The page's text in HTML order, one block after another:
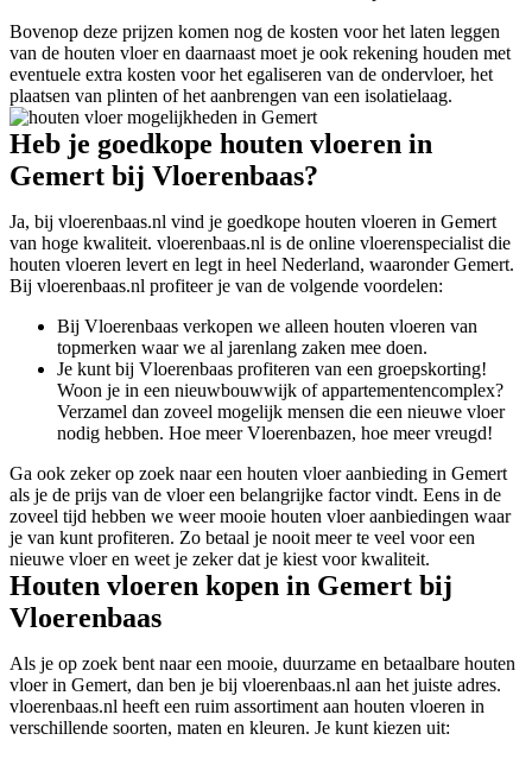
Bovenop deze prijzen komen nog de kosten voor het laten leggen
van de houten vloer en daarnaast moet je ook rekening houden met
eventuele extra kosten voor het egaliseren van de ondervloer, het
plaatsen van plinten of het aanbrengen van een isolatielaag.
Heb je goedkope houten vloeren in
Gemert bij Vloerenbaas?
Ja, bij vloerenbaas.nl vind je goedkope houten vloeren in Gemert
van hoge kwaliteit. vloerenbaas.nl is de online vloerenspecialist die
houten vloeren levert en legt in heel Nederland, waaronder Gemert.
Bij vloerenbaas.nl profiteer je van de volgende voordelen:
Bij Vloerenbaas verkopen we alleen houten vloeren van
topmerken waar we al jarenlang zaken mee doen.
Je kunt bij Vloerenbaas profiteren van een groepskorting!
Woon je in een nieuwbouwwijk of appartementencomplex?
Verzamel dan zoveel mogelijk mensen die een nieuwe vloer
nodig hebben. Hoe meer Vloerenbazen, hoe meer vreugd!
Ga ook zeker op zoek naar een houten vloer aanbieding in Gemert
als je de prijs van de vloer een belangrijke factor vindt. Eens in de
zoveel tijd hebben we weer mooie houten vloer aanbiedingen waar
je van kunt profiteren. Zo betaal je nooit meer te veel voor een
nieuwe vloer en weet je zeker dat je kiest voor kwaliteit.
Houten vloeren kopen in Gemert bij
Vloerenbaas
Als je op zoek bent naar een mooie, duurzame en betaalbare houten
vloer in Gemert, dan ben je bij vloerenbaas.nl aan het juiste adres.
vloerenbaas.nl heeft een ruim assortiment aan houten vloeren in
verschillende soorten, maten en kleuren. Je kunt kiezen uit: